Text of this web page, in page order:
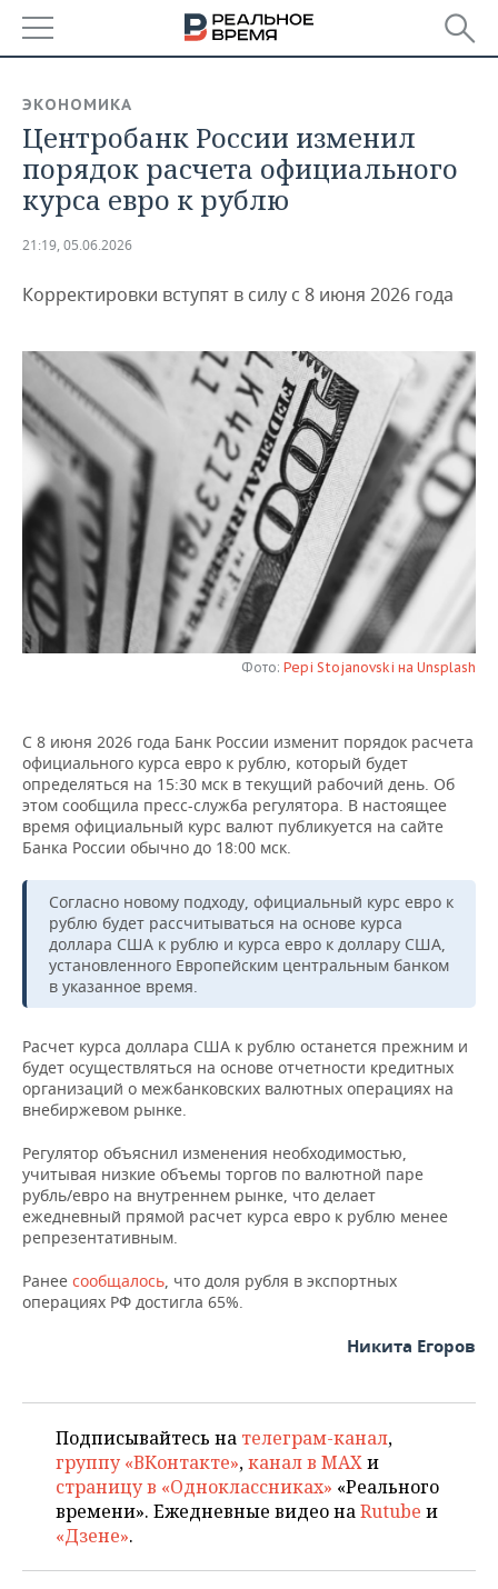
БАШКОРТОСТАН
ТАТАРСТАН
НОВОСТИ
АНАЛИТИКА
ДЕКЛАРАЦИИ О ДОХОДАХ
ВУЗЫ ТАТАРСТАНА
КОМУ ПРИНАДЛЕЖАТ
ТОРГОВЫЕ ЦЕНТРЫ
ТАТАРСТАНА
НОВОСТИ ЭКОНОМИКИ
БАНКИ
БЮДЖЕТ
ИНВЕСТИЦИИ
ПРОМЫШЛЕННОСТЬ
ПРОМЫШЛЕННОСТИ
АГРОПРОМ
МАШИНОСТРОЕНИЕ
НЕФТЕХИМИЯ
НЕФТЬ
ОПК
ЭНЕРГЕТИКА
НОВОСТИ НЕДВИЖИМОСТИ
АВТО
НОВОСТИ АВТО
БИЗНЕС
НОВОСТИ БИЗНЕСА
РОЗНИЧНАЯ ТОРГОВЛЯ
ТРАНСПОРТ
УСЛУГИ
ТЕХНОЛОГИИ
НОВОСТИ ТЕХНОЛОГИЙ
IT
МЕДИА
МЕРОПРИЯТИЯ
НОВОСТИ МЕРОПРИЯТИЙ
ВЫЕЗДНАЯ РЕДАКЦИЯ
ONLINE-КОНФЕРЕНЦИИ
ОТКРЫТАЯ ЛЕКЦИЯ
СПОРТ
НОВОСТИ СПОРТА
ХОККЕЙ
БАСКЕТБОЛ
ВОЛЕЙБОЛ
КИБЕРСПОРТ
ФИГУРНОЕ КАТАНИЕ
ВОДНЫЕ ВИДЫ СПОРТА
ХОККЕЙ С МЯЧОМ
ОБЩЕСТВО
ВЛАСТЬ
ИНФРАСТРУКТУРА
ИСТОРИЯ
КУЛЬТУРА
МЕДИЦИНА
ОБРАЗОВАНИЕ
ПРОИСШЕСТВИЯ
СЮЖЕТЫ
СПРАВОЧНИК
СПИСОК ПЕРСОН
СПИСОК КОМПАНИЙ
ПОЛНАЯ ВЕРСИЯ
ЭКОНОМИКА
Центробанк России изменил
порядок расчета официального
курса евро к рублю
21:19, 05.06.2026
Корректировки вступят в силу с 8 июня 2026 года
Фото: Pepi Stojanovski на Unsplash
С 8 июня 2026 года Банк России изменит порядок расчета
официального курса евро к рублю, который будет
определяться на 15:30 мск в текущий рабочий день. Об
этом сообщила пресс-служба регулятора. В настоящее
время официальный курс валют публикуется на сайте
Банка России обычно до 18:00 мск.
Согласно новому подходу, официальный курс евро к
рублю будет рассчитываться на основе курса
доллара США к рублю и курса евро к доллару США,
установленного Европейским центральным банком
в указанное время.
Расчет курса доллара США к рублю останется прежним и
будет осуществляться на основе отчетности кредитных
организаций о межбанковских валютных операциях на
внебиржевом рынке.
Регулятор объяснил изменения необходимостью,
учитывая низкие объемы торгов по валютной паре
рубль/евро на внутреннем рынке, что делает
ежедневный прямой расчет курса евро к рублю менее
репрезентативным.
Ранее сообщалось, что доля рубля в экспортных
операциях РФ достигла 65%.
Никита Егоров
Подписывайтесь на телеграм-канал,
группу «ВКонтакте»,канал в MAXи
страницу в «Одноклассниках» «Реального
времени». Ежедневные видео наRutube и
«Дзене».